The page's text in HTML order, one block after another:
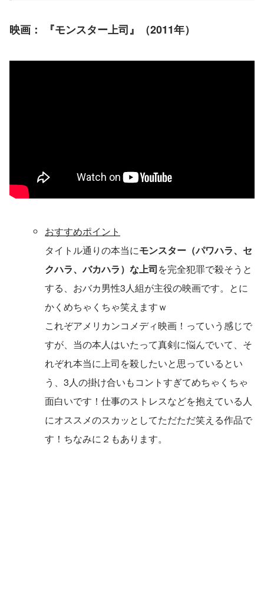
映画： 『モンスター上司』（2011年）
おすすめポイント
タイトル通りの本当にモンスター（パワハラ、セ
クハラ、バカハラ）な上司を完全犯罪で殺そうと
する、おバカ男性3人組が主役の映画です。とに
かくめちゃくちゃ笑えますｗ
これぞアメリカンコメディ映画！っていう感じで
すが、当の本人はいたって真剣に悩んでいて、そ
れぞれ本当に上司を殺したいと思っているとい
う、3人の掛け合いもコントすぎてめちゃくちゃ
面白いです！仕事のストレスなどを抱えている人
にオススメのスカッとしてただただ笑える作品で
す！ちなみに２もあります。